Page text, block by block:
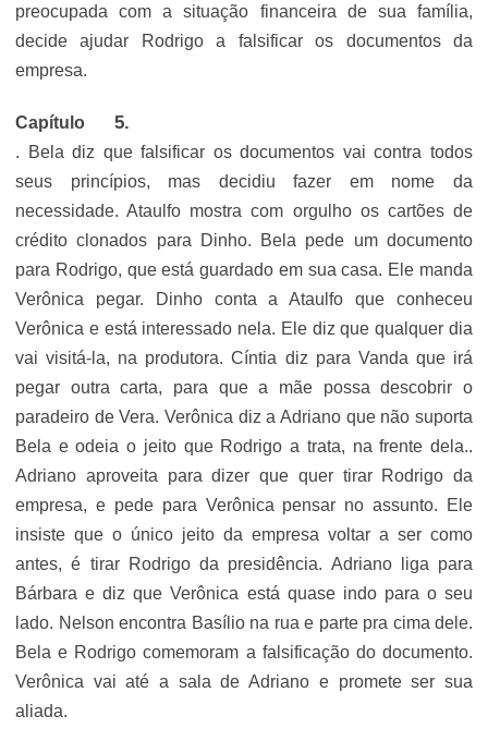
preocupada com a situação financeira de sua família,
decide ajudar Rodrigo a falsificar os documentos da
empresa.
Capítulo
. Bela diz que falsificar os documentos vai contra todos
seus princípios, mas decidiu fazer em nome da
necessidade. Ataulfo mostra com orgulho os cartões de
crédito clonados para Dinho. Bela pede um documento
para Rodrigo, que está guardado em sua casa. Ele manda
Verônica pegar. Dinho conta a Ataulfo que conheceu
Verônica e está interessado nela. Ele diz que qualquer dia
vai visitá-la, na produtora. Cíntia diz para Vanda que irá
pegar outra carta, para que a mãe possa descobrir o
paradeiro de Vera. Verônica diz a Adriano que não suporta
Bela e odeia o jeito que Rodrigo a trata, na frente dela..
Adriano aproveita para dizer que quer tirar Rodrigo da
empresa, e pede para Verônica pensar no assunto. Ele
insiste que o único jeito da empresa voltar a ser como
antes, é tirar Rodrigo da presidência. Adriano liga para
Bárbara e diz que Verônica está quase indo para o seu
lado. Nelson encontra Basílio na rua e parte pra cima dele.
Bela e Rodrigo comemoram a falsificação do documento.
Verônica vai até a sala de Adriano e promete ser sua
aliada.